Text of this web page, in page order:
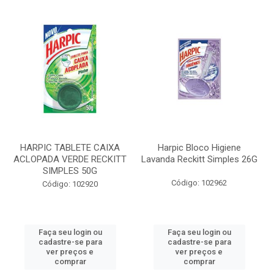
HARPIC TABLETE CAIXA
ACLOPADA VERDE RECKITT
SIMPLES 50G
Código: 102920
Faça seu login ou
cadastre-se para
ver preços e
comprar
Harpic Bloco Higiene
Lavanda Reckitt Simples 26G
Código: 102962
Faça seu login ou
cadastre-se para
ver preços e
comprar